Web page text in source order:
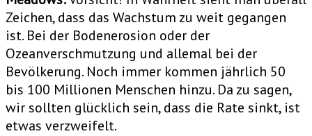
Zeichen, dass das Wachstum zu weit gegangen
ist. Bei der Bodenerosion oder der
Ozeanverschmutzung und allemal bei der
Bevölkerung. Noch immer kommen jährlich 50
bis 100 Millionen Menschen hinzu. Da zu sagen,
wir sollten glücklich sein, dass die Rate sinkt, ist
etwas verzweifelt.